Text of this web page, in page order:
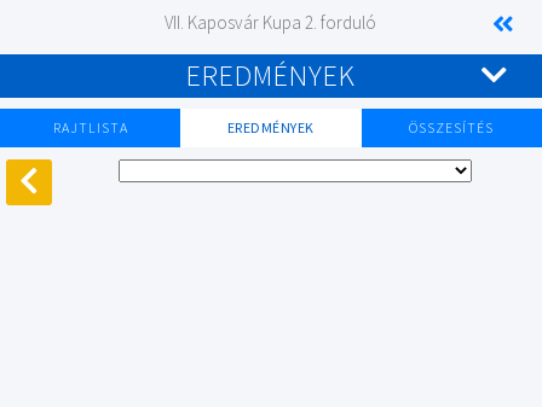
VII. Kaposvár Kupa 2. forduló
EREDMÉNYEK
RAJTLISTA EREDMÉNYEK ÖSSZESÍTÉS